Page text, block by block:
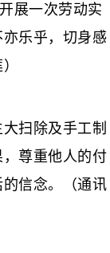
展一次劳动实
乐乎，切身感
扫除及手工制
尊重他人的付
信念。（通讯